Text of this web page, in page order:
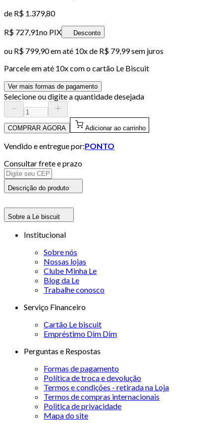
de R$ 1.379,80
R$ 727,91no PIX Desconto
ou R$ 799,90em até 10x de R$ 79,99 sem juros
Parcele em até 10x com o cartão Le Biscuit
Ver mais formas de pagamento
Selecione ou digite a quantidade desejada
COMPRAR AGORA Adicionar ao carrinho
Vendido e entregue por:PONTO
Consultar frete e prazo
Descrição do produto
Sobre a Le biscuit
Institucional
Sobre nós
Nossas lojas
Clube Minha Le
Blog da Le
Trabalhe conosco
Serviço Financeiro
Cartão Le biscuit
Empréstimo Dim Dim
Perguntas e Respostas
Formas de pagamento
Política de troca e devolução
Termos e condições - retirada na Loja
Termos de compras internacionais
Politica de privacidade
Mapa do site